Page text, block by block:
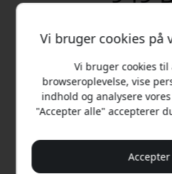
Køb
På lager - klar
Gratis
Ingen skjulte
Hurtig
Vi bruger cookies på
Vi bruger cookies
browseroplevelse, vise
indhold og analysere
"Accepter alle" accepterer